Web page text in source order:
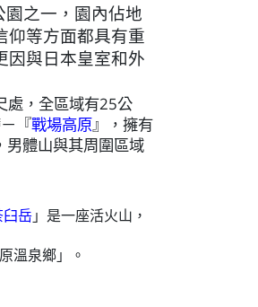
之一，園內佔地
仰等方面都具有重
因與日本皇室和外
處，全區域有25公
『戰場高原』
，擁有
男體山與其周圍區域
岳」是一座活火山，
溫泉鄉」。